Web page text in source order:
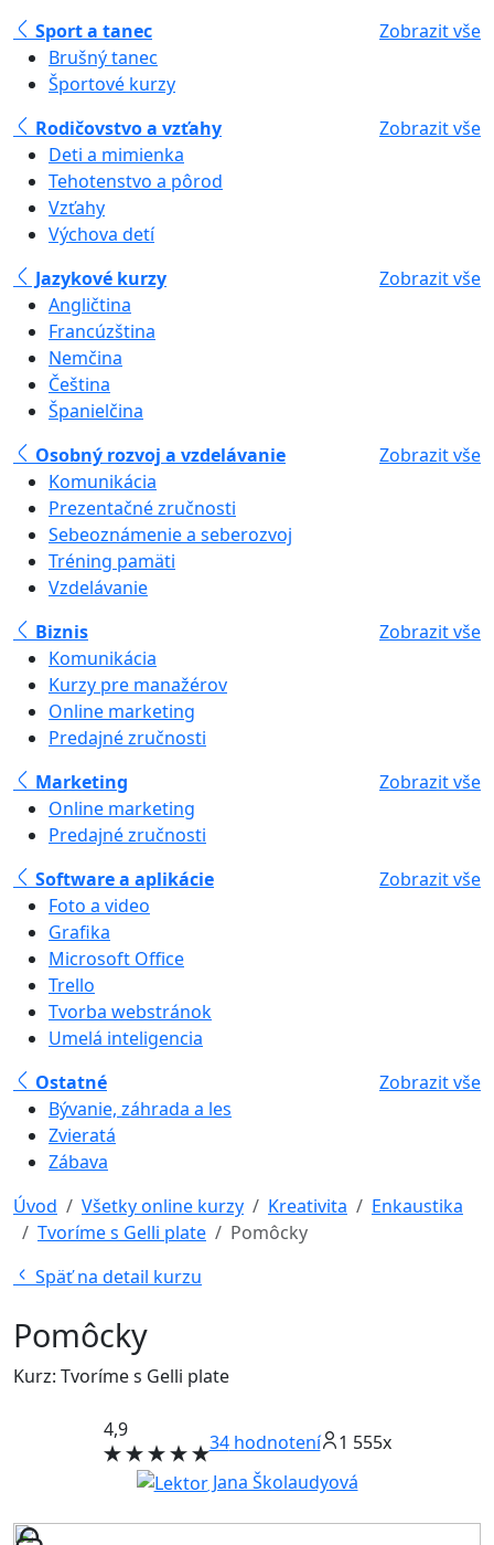
Sport a tanec
Zobrazit vše
Brušný tanec
Športové kurzy
Rodičovstvo a vzťahy
Zobrazit vše
Deti a mimienka
Tehotenstvo a pôrod
Vzťahy
Výchova detí
Jazykové kurzy
Zobrazit vše
Angličtina
Francúzština
Nemčina
Čeština
Španielčina
Osobný rozvoj a vzdelávanie
Zobrazit vše
Komunikácia
Prezentačné zručnosti
Sebeoznámenie a seberozvoj
Tréning pamäti
Vzdelávanie
Biznis
Zobrazit vše
Komunikácia
Kurzy pre manažérov
Online marketing
Predajné zručnosti
Marketing
Zobrazit vše
Online marketing
Predajné zručnosti
Software a aplikácie
Zobrazit vše
Foto a video
Grafika
Microsoft Office
Trello
Tvorba webstránok
Umelá inteligencia
Ostatné
Zobrazit vše
Bývanie, záhrada a les
Zvieratá
Zábava
Úvod
Všetky online kurzy Kreativita
Enkaustika
Tvoríme s Gelli plate
Pomôcky
Späť na detail kurzu
Pomôcky
Kurz: Tvoríme s Gelli plate
4,9
34hodnotení
1 555x
Jana Školaudyová